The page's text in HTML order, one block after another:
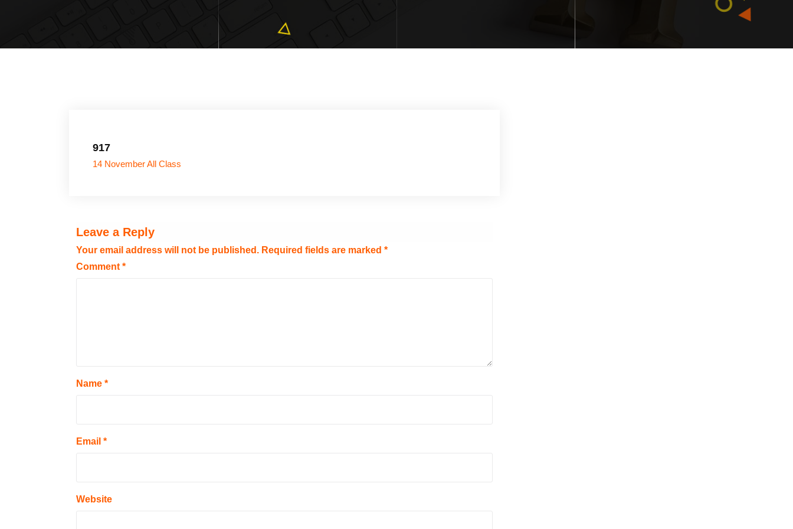
917
14 November All Class
Leave a Reply
Your email address will not be published. Required fields are marked *
Comment *
Name *
Email *
Website